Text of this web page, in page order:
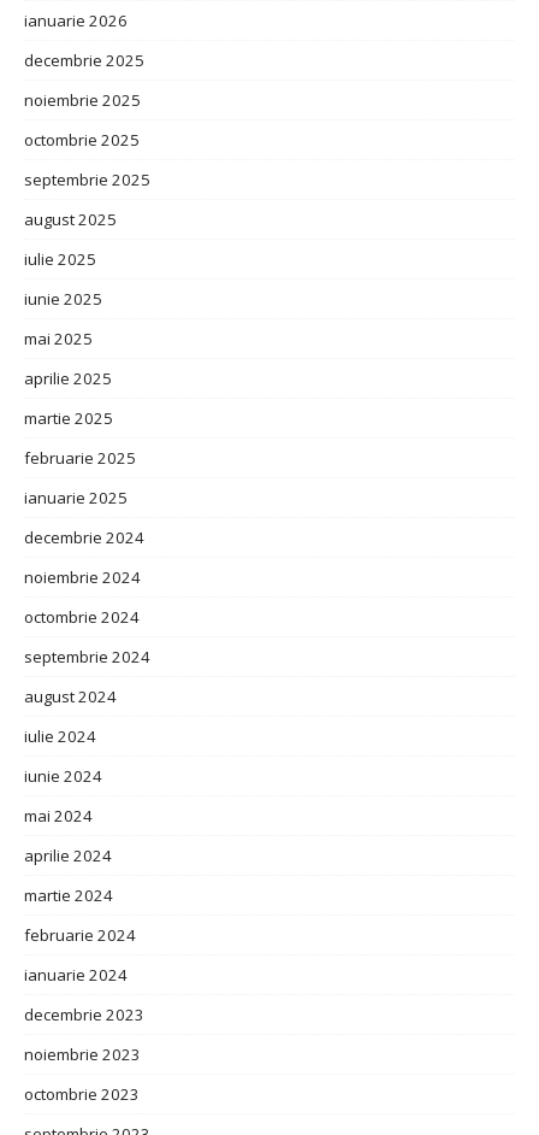
ianuarie 2026
decembrie 2025
noiembrie 2025
octombrie 2025
septembrie 2025
august 2025
iulie 2025
iunie 2025
mai 2025
aprilie 2025
martie 2025
februarie 2025
ianuarie 2025
decembrie 2024
noiembrie 2024
octombrie 2024
septembrie 2024
august 2024
iulie 2024
iunie 2024
mai 2024
aprilie 2024
martie 2024
februarie 2024
ianuarie 2024
decembrie 2023
noiembrie 2023
octombrie 2023